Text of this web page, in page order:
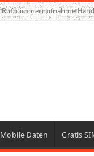
Rufnummermitnahme
Mobile Daten Gratis